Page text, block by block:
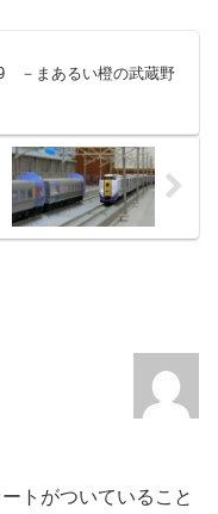
－まあるい橙の武蔵野
トがついていること